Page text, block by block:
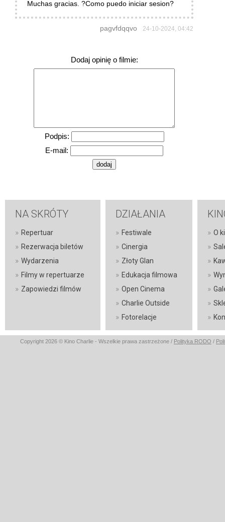
Muchas gracias. ?Como puedo iniciar sesion?
pagvfdqqvo 24-10-2024, 04:42
Dodaj opinię o filmie:
Podpis:
E-mail:
NA SKRÓTY
» Repertuar
» Rezerwacja biletów
» Wydarzenia
» Filmy w repertuarze
» Zapowiedzi filmów
DZIAŁANIA
» Festiwale
» Cinergia
» Złoty Glan
» Edukacja filmowa
» Open Cinema
» Charlie Outside
» Fotorelacje
» O
»
»
»
»
»
»
Copyright 2026 © Kino Charlie - Wszelkie prawa zastrzeżone / Polityka RODO /